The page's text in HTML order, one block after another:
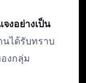
งอย่างเป็น
ได้รับทราบ
งกลุ่ม